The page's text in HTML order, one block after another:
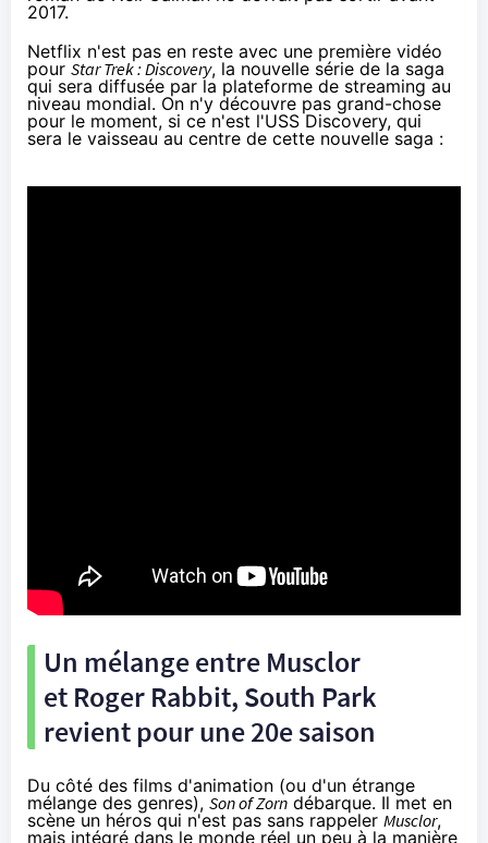
2017.
Netflix n'est pas en reste avec une première vidéo
pour Star Trek : Discovery, la nouvelle série de la saga
qui sera diffusée par la plateforme de streaming au
niveau mondial. On n'y découvre pas grand-chose
pour le moment, si ce n'est l'USS Discovery, qui
sera le vaisseau au centre de cette nouvelle saga :
Un mélange entre Musclor
et Roger Rabbit, South Park
revient pour une 20e saison
Du côté des films d'animation (ou d'un étrange
mélange des genres), Son of Zorn débarque. Il met en
scène un héros qui n'est pas sans rappeler Musclor,
mais intégré dans le monde réel un peu à la manière